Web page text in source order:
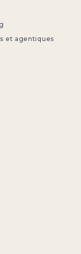
et agentiques